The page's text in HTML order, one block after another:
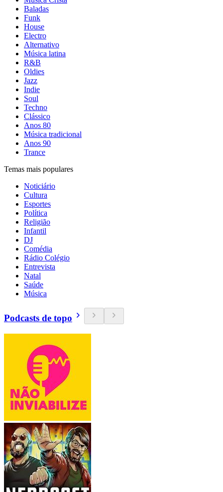
Baladas
Funk
House
Electro
Alternativo
Música latina
R&B
Oldies
Jazz
Indie
Soul
Techno
Clássico
Anos 80
Música tradicional
Anos 90
Trance
Temas mais populares
Noticiário
Cultura
Esportes
Política
Religião
Infantil
DJ
Comédia
Rádio Colégio
Entrevista
Natal
Saúde
Música
Podcasts de topo